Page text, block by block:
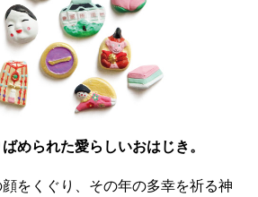
められた愛らしいおはじき。
をくぐり、その年の多幸を祈る神